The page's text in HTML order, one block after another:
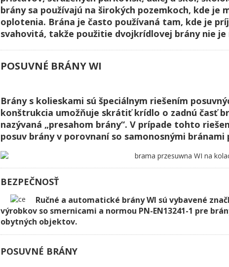
brány sa používajú na širokých pozemkoch, kde je
oplotenia. Brána je často používaná tam, kde je
svahovitá, takže použitie dvojkrídlovej brány nie je
POSUVNÉ BRÁNY WI
Brány s kolieskami sú špeciálnym riešením
konštrukcia umožňuje skrátiť krídlo o zadnú časť
nazývaná „presahom brány“. V prípade tohto
posuv brány v porovnaní so samonosnými
BEZPEČNOSŤ
Ručné a automatické brány WI sú vybavené
výrobkov so smernicami a normou PN-EN13241-1 pre
obytných objektov.
POSUVNÉ BRÁNY